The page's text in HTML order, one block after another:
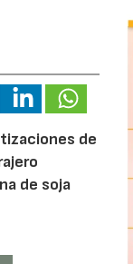
de
de soja